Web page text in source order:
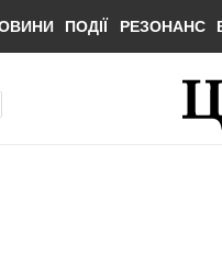
ПОДІЇ РЕЗОНАНС